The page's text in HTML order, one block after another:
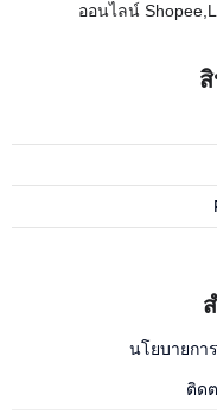
ออนไลน์
นโยบายกา
ติด